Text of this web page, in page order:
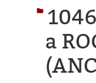
a